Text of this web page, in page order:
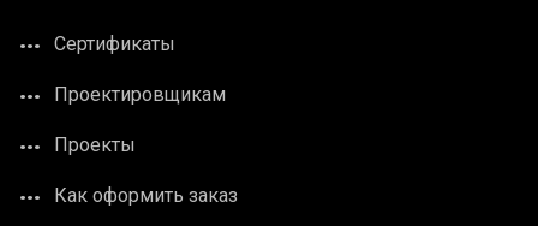
Сертификаты
Проектировщикам
Проекты
Как оформить заказ